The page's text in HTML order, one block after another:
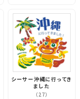
シーサー沖縄に行ってき
ました
（27）